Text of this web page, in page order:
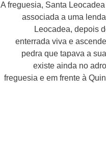
A freguesia, Santa
associada a uma
Leocadea, depois
enterrada viva e
pedra que tapava a
existe ainda no
freguesia e em frente à